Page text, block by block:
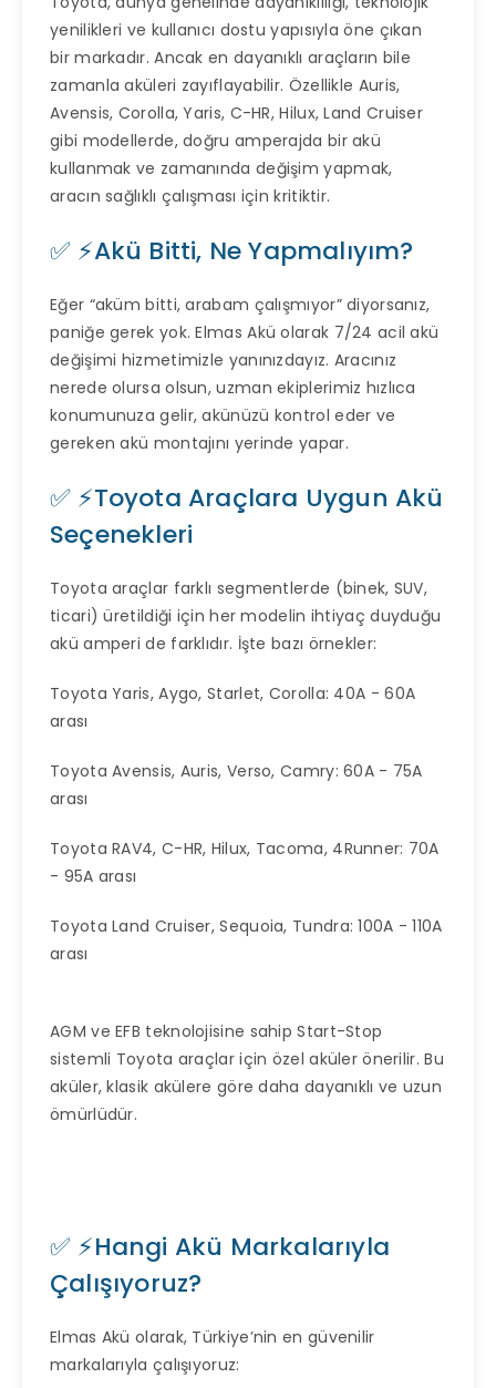
yenilikleri ve kullanıcı dostu yapısıyla öne çıkan
bir markadır. Ancak en dayanıklı araçların bile
zamanla aküleri zayıflayabilir. Özellikle Auris,
Avensis, Corolla, Yaris, C-HR, Hilux, Land Cruiser
gibi modellerde, doğru amperajda bir akü
kullanmak ve zamanında değişim yapmak,
aracın sağlıklı çalışması için kritiktir.
✅ ⚡Akü Bitti, Ne Yapmalıyım?
Eğer “aküm bitti, arabam çalışmıyor” diyorsanız,
paniğe gerek yok. Elmas Akü olarak 7/24 acil akü
değişimi hizmetimizle yanınızdayız. Aracınız
nerede olursa olsun, uzman ekiplerimiz hızlıca
konumunuza gelir, akünüzü kontrol eder ve
gereken akü montajını yerinde yapar.
✅ ⚡Toyota Araçlara Uygun Akü
Seçenekleri
Toyota araçlar farklı segmentlerde (binek, SUV,
ticari) üretildiği için her modelin ihtiyaç duyduğu
akü amperi de farklıdır. İşte bazı örnekler:
Toyota Yaris, Aygo, Starlet, Corolla: 40A - 60A
arası
Toyota Avensis, Auris, Verso, Camry: 60A - 75A
arası
Toyota RAV4, C-HR, Hilux, Tacoma, 4Runner: 70A
- 95A arası
Toyota Land Cruiser, Sequoia, Tundra: 100A - 110A
arası
AGM ve EFB teknolojisine sahip Start-Stop
sistemli Toyota araçlar için özel aküler önerilir. Bu
aküler, klasik akülere göre daha dayanıklı ve uzun
ömürlüdür.
✅ ⚡Hangi Akü Markalarıyla
Çalışıyoruz?
Elmas Akü olarak, Türkiye’nin en güvenilir
markalarıyla çalışıyoruz: